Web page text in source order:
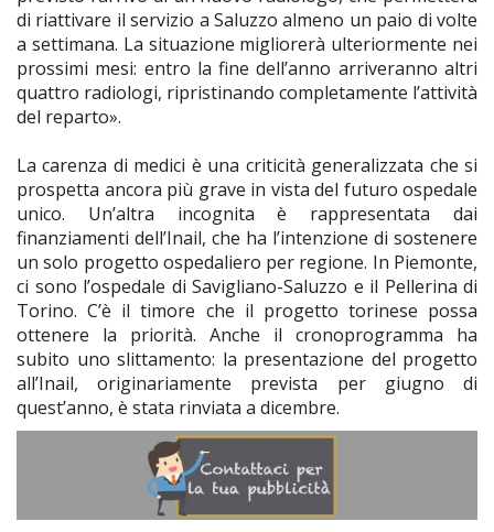
di riattivare il servizio a Saluzzo almeno un paio di volte
a settimana. La situazione migliorerà ulteriormente nei
prossimi mesi: entro la fine dell’anno arriveranno altri
quattro radiologi, ripristinando completamente l’attività
del reparto».
La carenza di medici è una criticità generalizzata che si
prospetta ancora più grave in vista del futuro ospedale
unico. Un’altra incognita è rappresentata dai
finanziamenti dell’Inail, che ha l’intenzione di sostenere
un solo progetto ospedaliero per regione. In Piemonte,
ci sono l’ospedale di Savigliano-Saluzzo e il Pellerina di
Torino. C’è il timore che il progetto torinese possa
ottenere la priorità. Anche il cronoprogramma ha
subito uno slittamento: la presentazione del progetto
all’Inail, originariamente prevista per giugno di
quest’anno, è stata rinviata a dicembre.